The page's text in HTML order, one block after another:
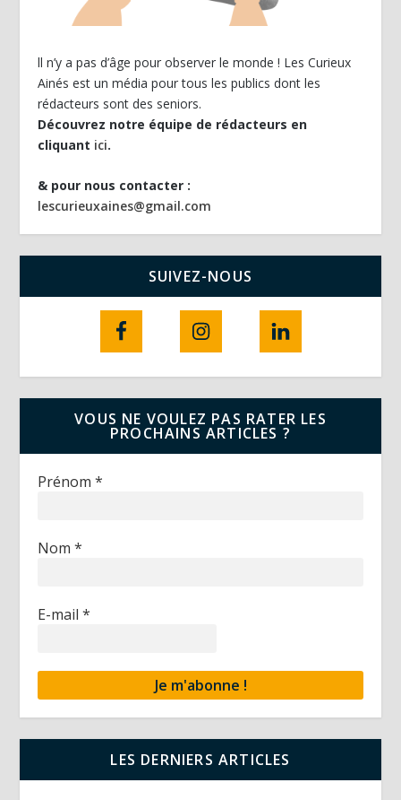
ll n’y a pas d’âge pour observer le monde ! Les Curieux
Ainés est un média pour tous les publics dont les
rédacteurs sont des seniors.
Découvrez notre équipe de rédacteurs en
cliquant ici.
& pour nous contacter :
lescurieuxaines@gmail.com
SUIVEZ-NOUS
VOUS NE VOULEZ PAS RATER LES
PROCHAINS ARTICLES ?
Prénom*
Nom*
E-mail*
LES DERNIERS ARTICLES